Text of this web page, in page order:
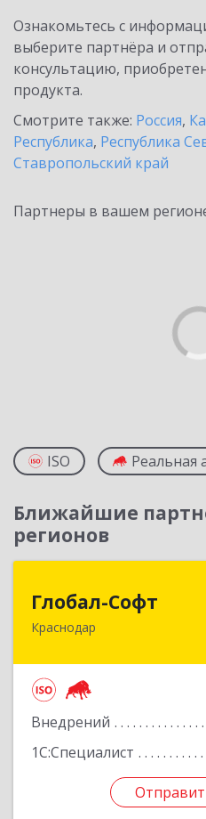
Ознакомьтесь с
выберите партнёра и
консультацию,
продукта.
Смотрите также: Россия,
Республика, Республика
Ставропольский край
Партнеры в вашем
ISO Реальная
Ближайшие
регионов
Глобал-Софт
Краснодар
Внедрений
1С:Специалист
350018,